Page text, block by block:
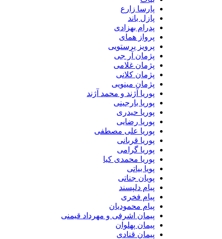
پارسا زارع
پازل باند
پدرام بهزادی
پرواز همای
پرویز پرستویی
پژمان آر جی
پژمان غلامی
پژمان کلانی
پژمان مینویی
پوریا آژند و محمد آژند
پوریا بارجینی
پوریا حیدری
پوریا رضایی
پوریا علی مصطفی
پوریا قربانی
پوریا گرامی
پوریا محمدی کیا
پویا بیاتی
پویان جناتی
پیام دلپسند
پیام فخری
پیام محمودیان
پیمان اشرفی و مهرداد قیمنی
پیمان پهلوان
پیمان قنادی